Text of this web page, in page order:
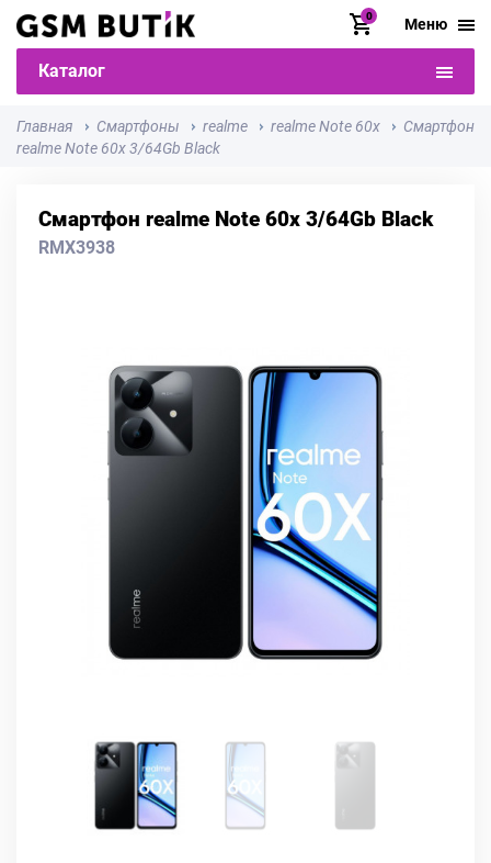
0 Меню
Каталог
Главная Смартфоны realme realme Note 60x
Смартфон
realme Note 60x 3/64Gb Black
Смартфон realme Note 60x 3/64Gb Black
RMX3938